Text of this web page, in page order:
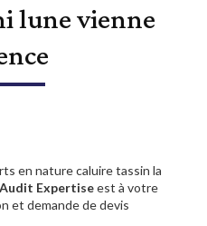
lune vienne
en nature caluire tassin la
Expertiseest à votre
et demande de devis